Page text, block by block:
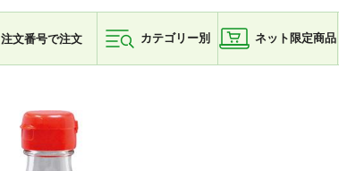
注文番号で注文 カテゴリー別 ネット限定商品